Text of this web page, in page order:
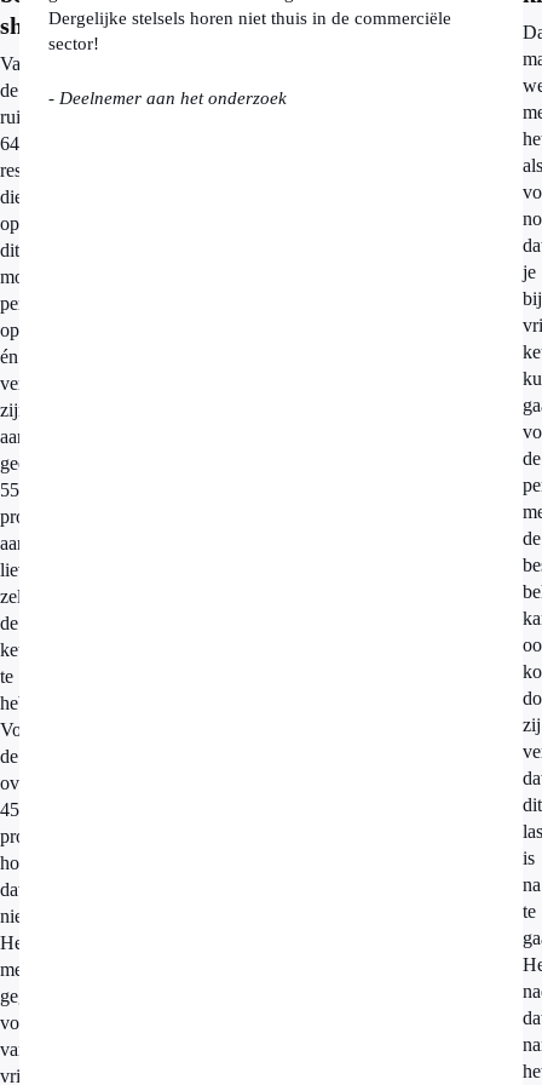
show
Van
de
ruim
6400
respondenten
die
op
dit
moment
pensioen
opbouwen
én
verplicht
zijn
aangesloten,
geeft
55
procent
aan
liever
zelf
de
keuze
te
hebben.
Voor
de
overige
45
procent
hoeft
dat
niet.
Het
meest
gegeven
voordeel
van
vrije
Dergelijke stelsels horen niet thuis in de commerciële
sector!
- Deelnemer aan het onderzoek
als
je
bij
de
de
zij
dit
is
na
te